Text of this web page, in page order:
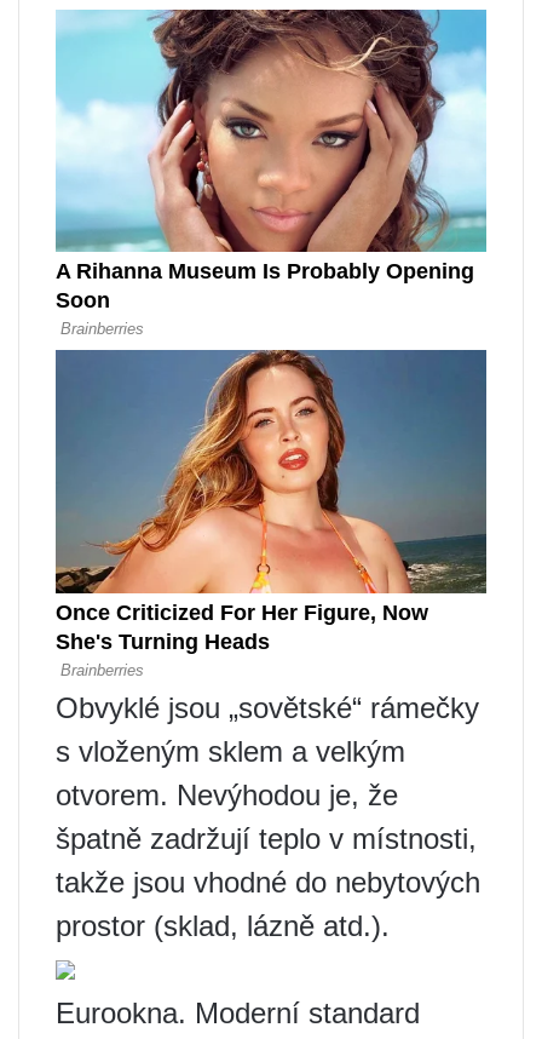
Obvyklé jsou „sovětské“ rámečky
s vloženým sklem a velkým
otvorem. Nevýhodou je, že
špatně zadržují teplo v místnosti,
takže jsou vhodné do nebytových
prostor (sklad, lázně atd.).
Eurookna. Moderní standard